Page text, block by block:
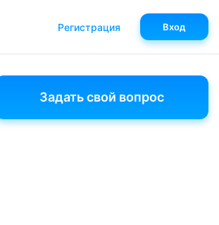
Задать свой вопрос
Регистрация Вход